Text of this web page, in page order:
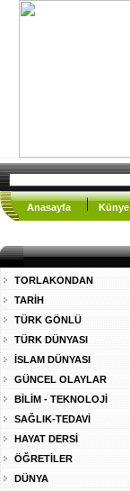
Anasayfa Künye
TORLAKONDAN
TARİH
TÜRK GÖNLÜ
TÜRK DÜNYASI
İSLAM DÜNYASI
GÜNCEL OLAYLAR
BİLİM - TEKNOLOJİ
SAĞLIK-TEDAVİ
HAYAT DERSİ
ÖĞRETİLER
DÜNYA